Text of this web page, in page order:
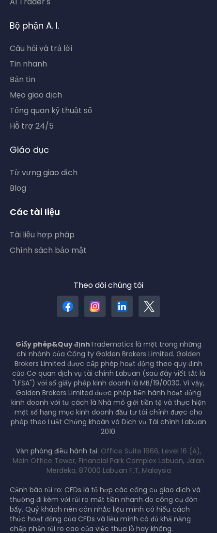
AI Trader's
Bộ phận A. I.
Câu hỏi và trả lời
Tin nhanh
Bản tin
Mẹo giao dịch
Tổng quan kỹ thuật số
Hỗ trợ 24/5
Giáo dục
Từ vựng giao dịch
Blog
Các tài liệu
Tài liệu hợp pháp
Chính sách bảo mật
Theo dõi chúng tôi
Giấy phép&Quy định Tradematics là một trong những
chi nhánh của Công ty Golden Brokers Limited. Golden
Brokers Limited được cấp phép hoạt động theo quy định
của Cơ quan dịch vụ tài chính Labuan (sau đây viết tắt là
"LFSA") với số giấy phép kinh doanh là MB/19/0030. Vì vậy,
Golden Brokers Limited được phép tiến hành hoạt động
kinh doanh với tư cách là Nhà mô giới tiền tệ và thực hiện
một số hạng mục kinh doanh đầu tư tài chính được cho
phép theo Luật Chứng khoán và Dịch vụ Tài chính Labuan
2010.
Văn phòng điều hành tại: Office Suite 1666, Level 16 (A),
Main Office Tower, Financial Park Complex Labuan, Jalan
Merdeka, 87000 Labuan F.T, Malaysia
Cảnh báo rủi ro: CFDs là tổ hợp các công cụ giao dịch và
thường đi kèm với rủi ro mất tiền nhanh do công cụ đòn
bẩy. Quý khách nên cân nhắc liệu mình có hiểu cách
thức hoạt động của CFDs và liệu mình có đủ khả năng
chấp nhận rủi ro cao của việc thua lỗ hay không.